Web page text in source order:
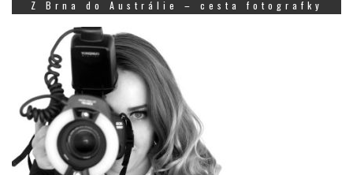
Z Brna do Austrálie – cesta fotografky